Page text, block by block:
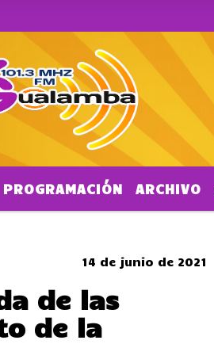
PROGRAMACIÓN ARCHIVO
14 de junio de 2021
de las
de la